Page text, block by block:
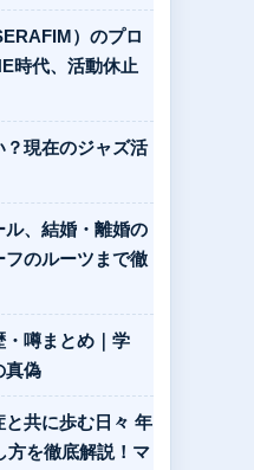
）のプロ
時代、活動休止
？現在のジャズ活
ル、結婚・離婚の
のルーツまで徹
噂まとめ｜学
真偽
共に歩む日々 年
方を徹底解説！マ